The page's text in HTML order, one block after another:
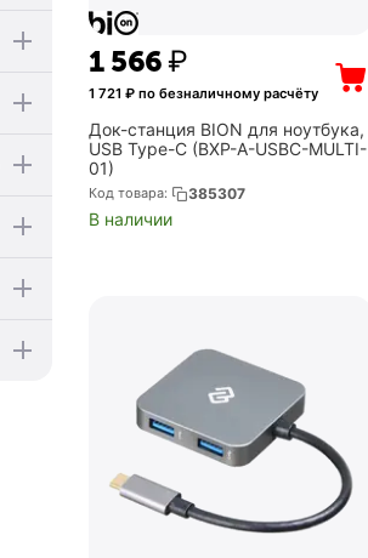
1 566₽
1 721 ₽ по безналичному расчёту
Док-станция BION для ноутбука,
USB Type-C (BXP-A-USBC-MULTI-
01)
Код товара: 385307
В наличии